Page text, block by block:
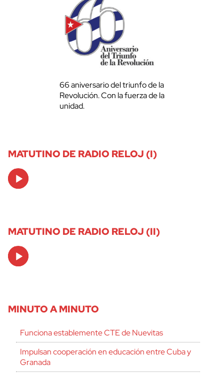
66 aniversario del triunfo de la
Revolución. Con la fuerza de la
unidad.
MATUTINO DE RADIO RELOJ (I)
Audio
Player
MATUTINO DE RADIO RELOJ (II)
Audio
Player
MINUTO A MINUTO
Funciona establemente CTE de Nuevitas
Impulsan cooperación en educación entre Cuba y
Granada